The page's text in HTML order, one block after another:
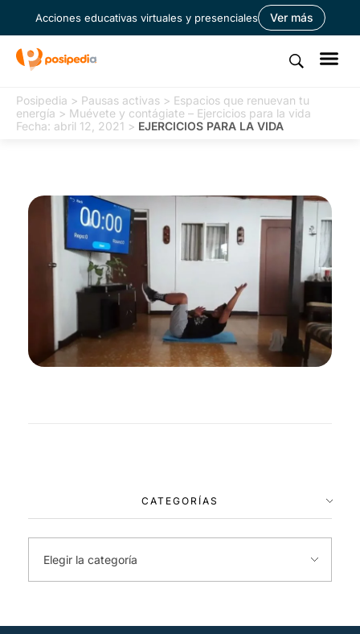
Acciones educativas virtuales y presenciales Ver más
Posipedia > Pausas activas > Espacios que renuevan tu
energía > Muévete y contágiate – Ejercicios para la vida
Fecha: abril 12, 2021 > EJERCICIOS PARA LA VIDA
CATEGORÍAS